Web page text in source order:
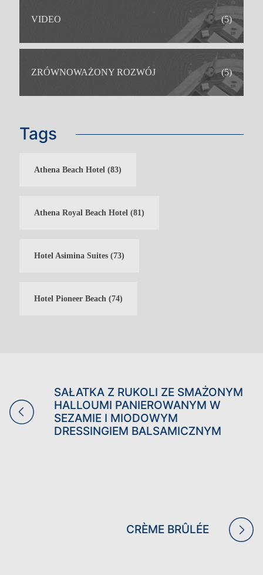
WAKACJE TYLKO DLA
VIDEO (5)
ZRÓWNOWAŻONY ROZWÓJ (5)
Tags
Athena Beach Hotel(83)
Athena Royal Beach Hotel(81)
Hotel Asimina Suites(73)
Hotel Pioneer Beach(74)
SAŁATKA Z RUKOLI ZE SMAŻONYM
HALLOUMI PANIEROWANYM W
SEZAMIE I MIODOWYM
DRESSINGIEM BALSAMICZNYM
CRÈME BRÛLÉE